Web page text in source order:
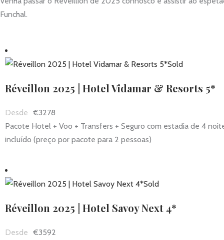
Funchal.
Sold
Réveillon 2025 | Hotel Vidamar & Resorts 5*
€3278
Pacote Hotel + Voo + Transfers + Seguro com estadia de 4
incluído (preço por pacote para 2 pessoas)
Sold
Réveillon 2025 | Hotel Savoy Next 4*
€3592